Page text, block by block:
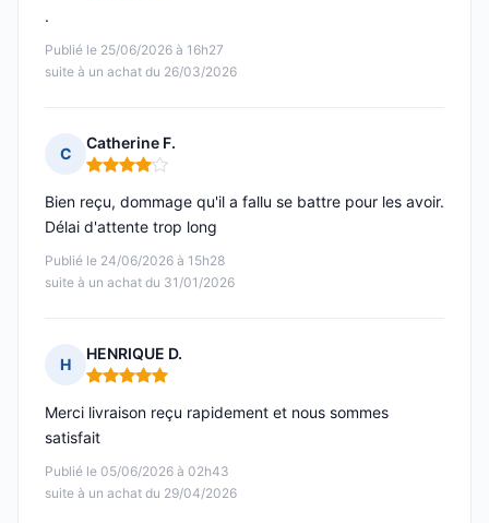
Publié le 25/06/2026 à 16h27
suite à un achat du 26/03/2026
.
C
Catherine F.
Note : 4 sur 5
Publié le 24/06/2026 à 15h28
suite à un achat du 31/01/2026
Bien reçu, dommage qu'il a fallu se battre pour les avoir.
Délai d'attente trop long
H
HENRIQUE D.
Note : 5 sur 5
Publié le 05/06/2026 à 02h43
suite à un achat du 29/04/2026
Merci livraison reçu rapidement et nous sommes
satisfait